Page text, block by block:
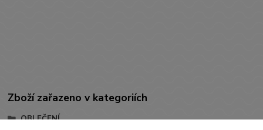
Zboží zařazeno v kategoriích
OBLEČENÍ